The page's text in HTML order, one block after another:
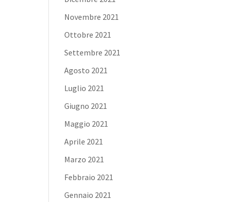
Novembre 2021
Ottobre 2021
Settembre 2021
Agosto 2021
Luglio 2021
Giugno 2021
Maggio 2021
Aprile 2021
Marzo 2021
Febbraio 2021
Gennaio 2021